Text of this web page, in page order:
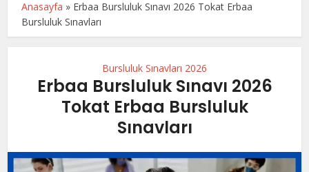
Anasayfa » Erbaa Bursluluk Sınavı 2026 Tokat Erbaa
Bursluluk Sınavları
Bursluluk Sınavları 2026
Erbaa Bursluluk Sınavı 2026
Tokat Erbaa Bursluluk
Sınavları